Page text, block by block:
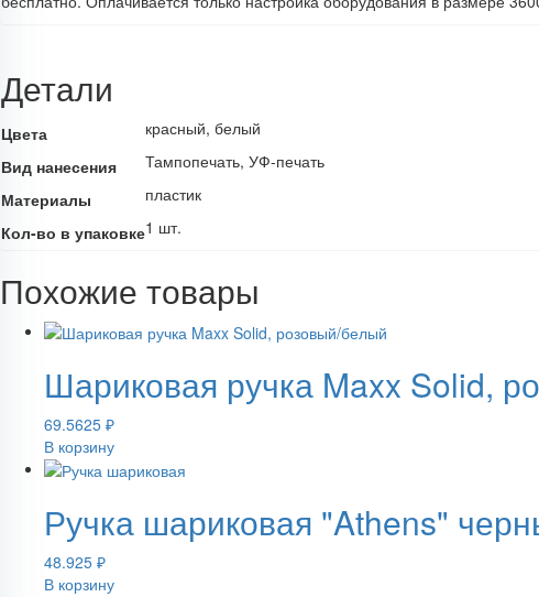
Детали
Цвета
красный, белый
Вид нанесения
Тампопечать, УФ-печать
Материалы
пластик
Кол-во в упаковке1 шт.
Похожие товары
Шариковая ручка Maxx Solid,
69.5625 ₽
В корзину
Ручка шариковая "Athens"
48.925 ₽
В корзину